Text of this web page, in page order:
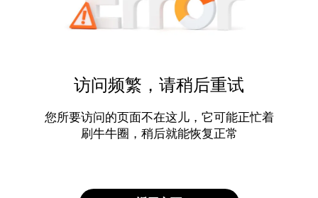
访问频繁，请稍后重试
您所要访问的页面不在这儿，它可能正忙着
刷牛牛圈，稍后就能恢复正常